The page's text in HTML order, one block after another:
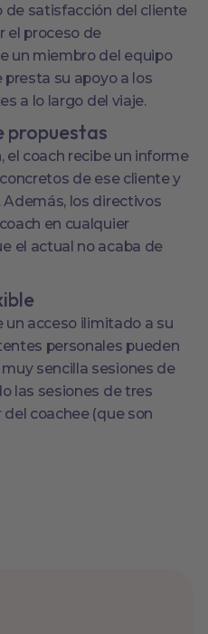
de satisfacción del cliente
el proceso de
un miembro del equipo
su apoyo a los
a lo largo del viaje.
propuestas
el coach recibe un informe
de ese cliente y
los directivos
en cualquier
el actual no acaba de
acceso ilimitado a su
personales pueden
sencilla sesiones de
las sesiones de tres
coachee (que son